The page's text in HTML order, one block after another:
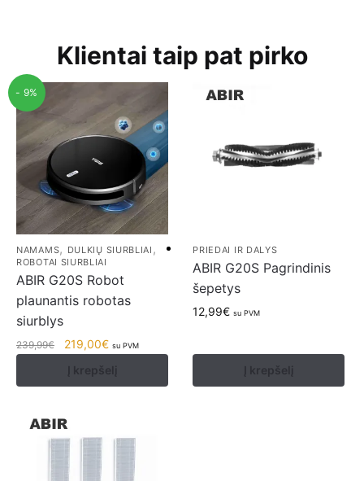
Klientai taip pat pirko
- 9%
NAMAMS, DULKIŲ SIURBLIAI ,
ROBOTAI SIURBLIAI
ABIR G20S Robot
plaunantis robotas
siurblys
239,99€ 219,00€ su PVM
Į krepšelį
PRIEDAI IR DALYS
ABIR G20S Pagrindinis
šepetys
12,99€ su PVM
Į krepšelį